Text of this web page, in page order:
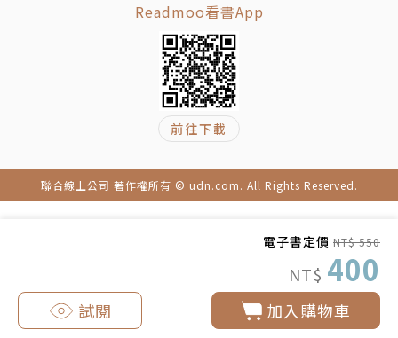
電子書定價 NT$ 550
NT$ 400
加入購物車
試閱
Readmoo看書App
前往下載
聯合線上公司 著作權所有 © udn.com. All Rights Reserved.